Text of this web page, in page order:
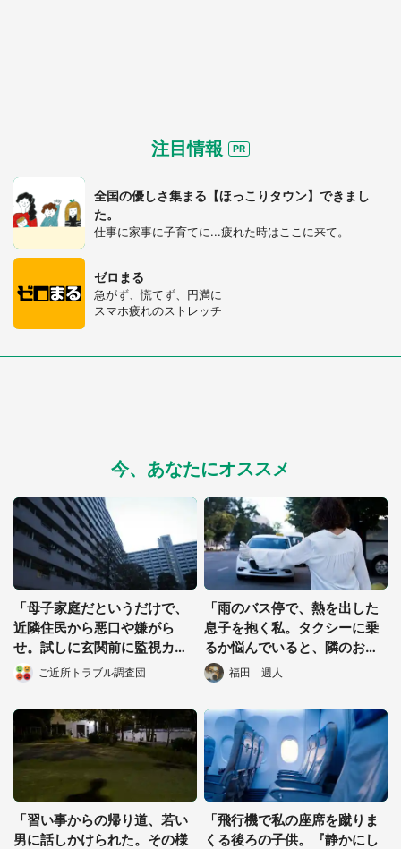
都道府選択
注目情報
全国の優しさ集まる【ほっこりタウン】できまし
た。
仕事に家事に子育てに...疲れた時はここに来て。
ゼロまる
急がず、慌てず、円満に
スマホ疲れのストレッチ
今、あなたにオススメ
「母子家庭だというだけで、
近隣住民から悪口や嫌がら
せ。試しに玄関前に監視カメ
ラを付けると...」（静岡県・5
0代女性）
ご近所トラブル調査団
「雨のバス停で、熱を出した
息子を抱く私。タクシーに乗
るか悩んでいると、隣のおば
さんが手をあげて...」（神奈
川県・40代女性）
福田 週人
「習い事からの帰り道、若い
男に話しかけられた。その様
「飛行機で私の座席を蹴りま
くる後ろの子供。『静かにし